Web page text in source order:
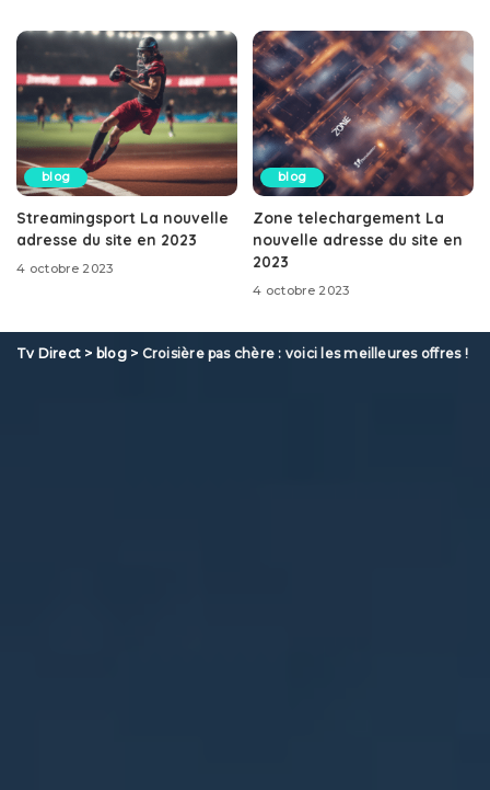
blog
Streamingsport La nouvelle
adresse du site en 2023
4 octobre 2023
blog
Zone telechargement La
nouvelle adresse du site en
2023
4 octobre 2023
Tv Direct > blog> Croisière pas chère : voici les meilleures offres !